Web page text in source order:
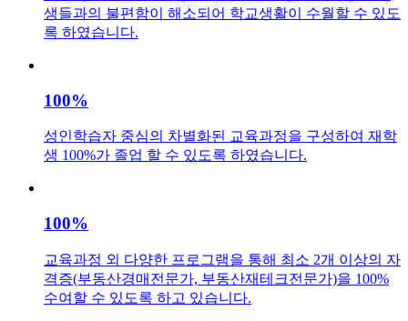
생들과의 불편함이 해소되어 학교생활이 수월할 수 있도
록 하였습니다.
100%
성인학습자 중심의 차별화된 교육과정을 구성하여 재학
생 100%가 졸업 할 수 있도록 하였습니다.
100%
교육과정 외 다양한 프로그램을 통해 최소 2개 이상의 자
격증(부동산경매전문가, 부동산재테크전문가)을 100%
수여할 수 있도록 하고 있습니다.